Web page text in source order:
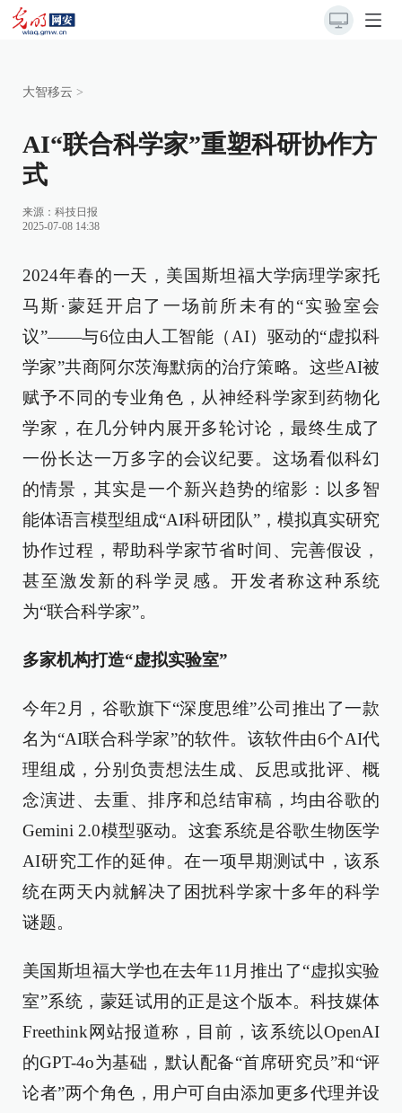
大智移云 >
AI“联合科学家”重塑科研协作方
式
来源： 科技日报
2025-07-08 14:38
2024年春的一天，美国斯坦福大学病理学家托
马斯·蒙廷开启了一场前所未有的“实验室会
议”——与6位由人工智能（AI）驱动的“虚拟科
学家”共商阿尔茨海默病的治疗策略。这些AI被
赋予不同的专业角色，从神经科学家到药物化
学家，在几分钟内展开多轮讨论，最终生成了
一份长达一万多字的会议纪要。这场看似科幻
的情景，其实是一个新兴趋势的缩影：以多智
能体语言模型组成“AI科研团队”，模拟真实研究
协作过程，帮助科学家节省时间、完善假设，
甚至激发新的科学灵感。开发者称这种系统
为“联合科学家”。
多家机构打造“虚拟实验室”
今年2月，谷歌旗下“深度思维”公司推出了一款
名为“AI联合科学家”的软件。该软件由6个AI代
理组成，分别负责想法生成、反思或批评、概
念演进、去重、排序和总结审稿，均由谷歌的
Gemini 2.0模型驱动。这套系统是谷歌生物医学
AI研究工作的延伸。在一项早期测试中，该系
统在两天内就解决了困扰科学家十多年的科学
谜题。
美国斯坦福大学也在去年11月推出了“虚拟实验
室”系统，蒙廷试用的正是这个版本。科技媒体
Freethink网站报道称，目前，该系统以OpenAI
的GPT-4o为基础，默认配备“首席研究员”和“评
论者”两个角色，用户可自由添加更多代理并设